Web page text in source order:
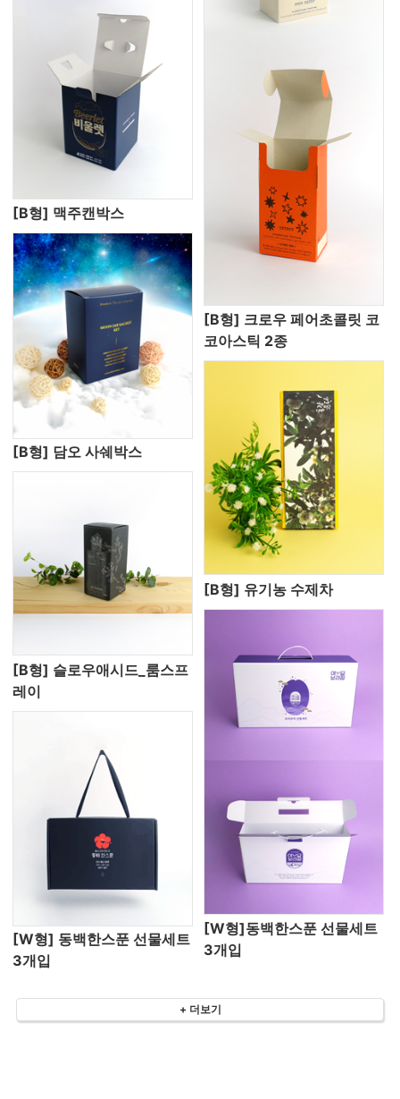
[B형] 맥주캔박스
[B형] 담오 사쉐박스
[B형] 크로우 페어초콜릿 코
코아스틱 2종
[B형] 슬로우애시드_룸스프
레이
[B형] 유기농 수제차
[W형] 동백한스푼 선물세트
3개입
[W형]동백한스푼 선물세트
3개입
+ 더보기